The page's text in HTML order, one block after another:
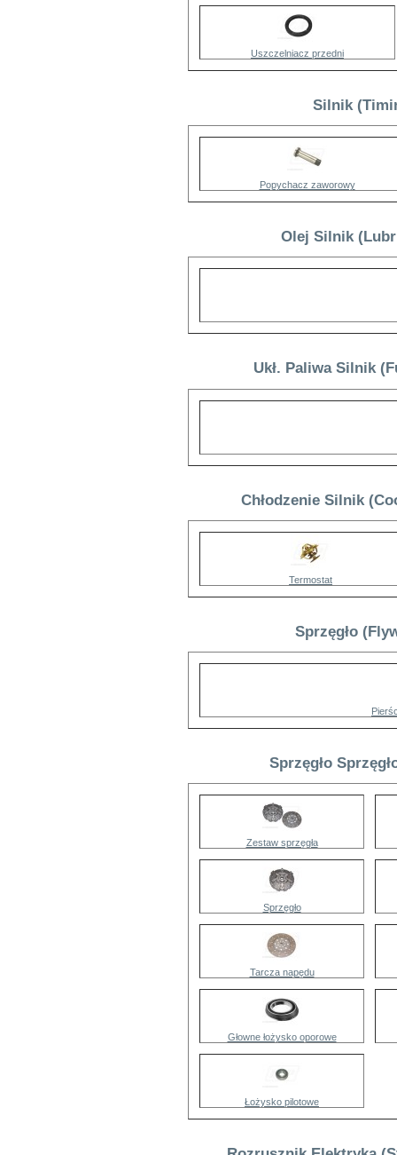
Uszczelniacz przedni
Silnik
Popychacz zaworowy
Olej Silnik
Ukł. Paliwa Silnik
Chłodzenie Silnik
Termostat
Sprzęgło
Sprzęgło
Zestaw sprzęgła
Sprzęgło
Tarcza napędu
Głowne łożysko oporowe
Łożysko pilotowe